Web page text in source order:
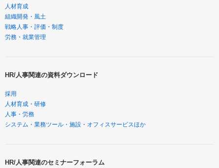
人材育成
組織開発・風土
戦略人事・評価・制度
労務・就業管理
HR/人事関連の資料ダウンロード
採用
人材育成・研修
人事・労務
システム・業務ツール・施設・オフィスサービスほか
HR/人事関連のセミナーフォーラム